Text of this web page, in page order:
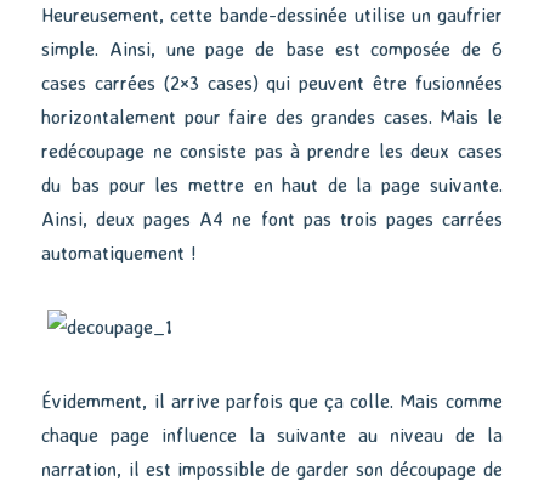
Heureusement, cette bande-dessinée utilise un gaufrier
simple. Ainsi, une page de base est composée de 6
cases carrées (2×3 cases) qui peuvent être fusionnées
horizontalement pour faire des grandes cases. Mais le
redécoupage ne consiste pas à prendre les deux cases
du bas pour les mettre en haut de la page suivante.
Ainsi, deux pages A4 ne font pas trois pages carrées
automatiquement !
Évidemment, il arrive parfois que ça colle. Mais comme
chaque page influence la suivante au niveau de la
narration, il est impossible de garder son découpage de